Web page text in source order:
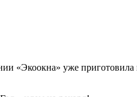
«Экоокна» уже